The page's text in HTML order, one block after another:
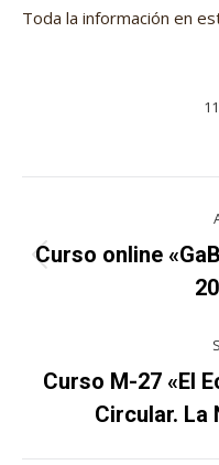
Toda la información en
entre
Curso online
Curso M-27 «El
Circular. La